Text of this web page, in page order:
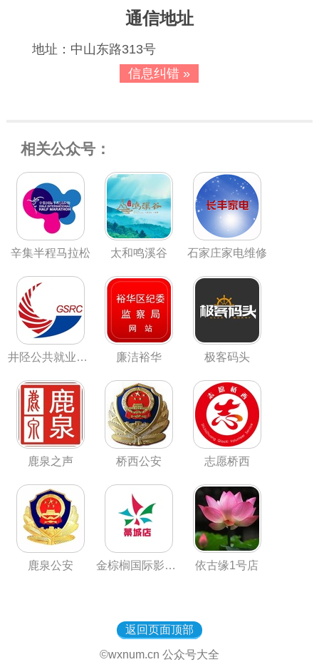
通信地址
地址：中山东路313号
信息纠错 »
相关公众号：
辛集半程马拉松 太和鸣溪谷 石家庄家电维修
井陉公共就业云平台 廉洁裕华 极客码头
鹿泉之声 桥西公安 志愿桥西
鹿泉公安 金棕榈国际影城藁城店 依古缘1号店
返回页面顶部
©wxnum.cn 公众号大全